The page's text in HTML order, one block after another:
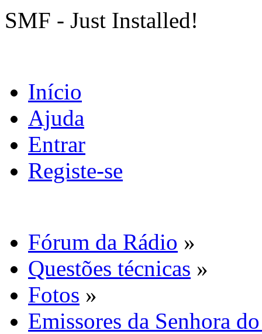
SMF - Just Installed!
Início
Ajuda
Entrar
Registe-se
Fórum da Rádio »
Questões técnicas »
Fotos »
Emissores da Senhora